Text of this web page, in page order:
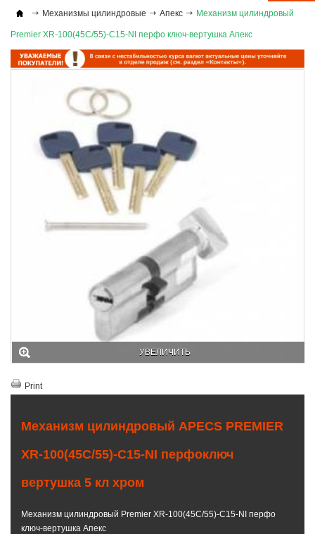
Механизмы цилиндровые Апекс Механизм цилиндровый
Premier XR-100(45С/55)-C15-NI перфо ключ-вертушка Апекс
УВЕЛИЧИТЬ
Print
Механизм цилиндровый APECS PREMIER
XR-100(45С/55)-C15-NI перфоключ
вертушка 5 кл хром
Механизм цилиндровый Premier XR-100(45С/55)-C15-NI перфо
ключ-вертушка Апекс